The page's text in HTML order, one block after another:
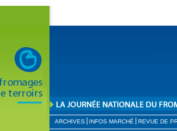
ARCHIVES INFOS MARCHÉ REVUE DE